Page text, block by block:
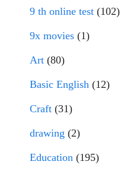
9 th online test (102)
9x movies (1)
Art (80)
Basic English (12)
Craft (31)
drawing (2)
Education (195)